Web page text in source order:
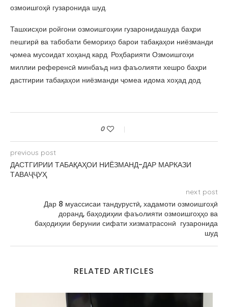
озмоишгоҳӣ гузаронида шуд.
Ташхисҳои ройгони озмоишгоҳии гузаронидашуда баҳри
пешгирӣ ва табобати бемориҳо барои табақаҳои ниёзманди
ҷомеа мусоидат хоҳанд кард. Роҳбарияти Озмоишгоҳи
миллии референсӣ минбаъд низ фаъолияти хешро баҳри
дастгирии табақаҳои ниёзманди ҷомеа идома хоҳад дод.
0
previous post
ДАСТГИРИИ ТАБАҚАҲОИ НИЁЗМАНД-ДАР МАРКАЗИ
ТАВАҶҶУҲ
next post
Дар 8 муассисаи тандурустӣ, хадамоти озмоишгоҳӣ
доранд, баҳодиҳии фаъолияти озмоишгоҳҳо ва
баҳодиҳии берунии сифати хизматрасонӣ гузаронида
шуд
RELATED ARTICLES